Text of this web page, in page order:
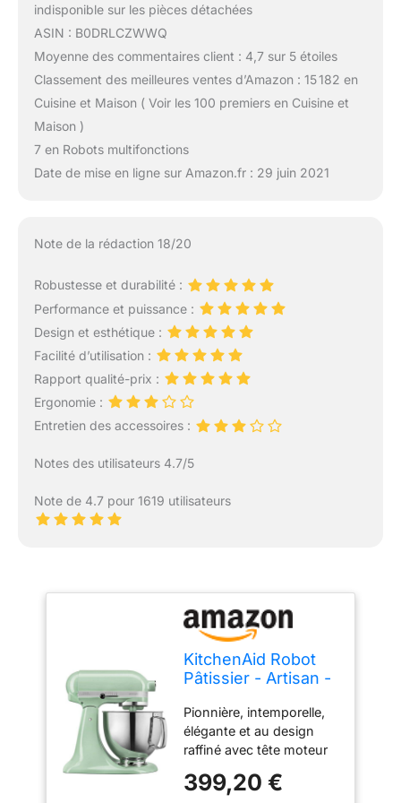
indisponible sur les pièces détachées
ASIN : B0DRLCZWWQ
Moyenne des commentaires client : 4,7 sur 5 étoiles
Classement des meilleures ventes d’Amazon : 15 182 en
Cuisine et Maison ( Voir les 100 premiers en Cuisine et
Maison )
7 en Robots multifonctions
Date de mise en ligne sur Amazon.fr : 29 juin 2021
Note de la rédaction 18/20
Robustesse et durabilité :
Performance et puissance :
Design et esthétique :
Facilité d’utilisation :
Rapport qualité-prix :
Ergonomie :
Entretien des accessoires :
Notes des utilisateurs 4.7/5
Note de 4.7 pour 1619 utilisateurs
KitchenAid Robot
Pâtissier - Artisan -
multifonctions à
tête inclinable -
Batteur avec 3
accessoires et Bol
inox de 4,8 L -
Pionnière, intemporelle,
élégante et au design
raffiné avec tête moteur
Livrée avec 1 fouet à 6
399,20 €